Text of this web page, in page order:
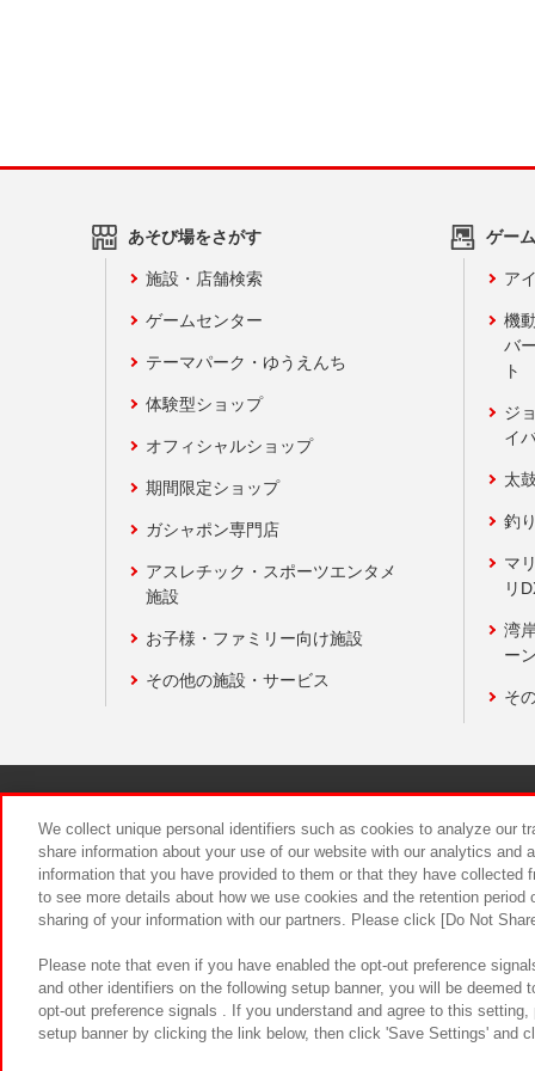
あそび場をさがす
施設・店舗検索
ゲームセンター
テーマパーク・ゆうえんち
体験型ショップ
オフィシャルショップ
期間限定ショップ
ガシャポン専門店
アスレチック・スポーツエンタメ
施設
お子様・ファミリー向け施設
その他の施設・サービス
ゲー
ア
機
バ
ト
ジ
イ
太
釣
マ
リ
湾
ー
そ
食品のご
We collect unique personal identifiers such as cookies to analyze our
share information about your use of our website with our analytics and
information that you have provided to them or that they have
to see more details about how we use cookies and the retention
sharing of your information with our partners. Please click [Do Not
Please note that even if you have enabled the opt-out preference
and other identifiers on the following setup banner, you will be
opt-out preference signals . If you understand and agree to this
setup banner by clicking the link below, then click 'Save Settings' and